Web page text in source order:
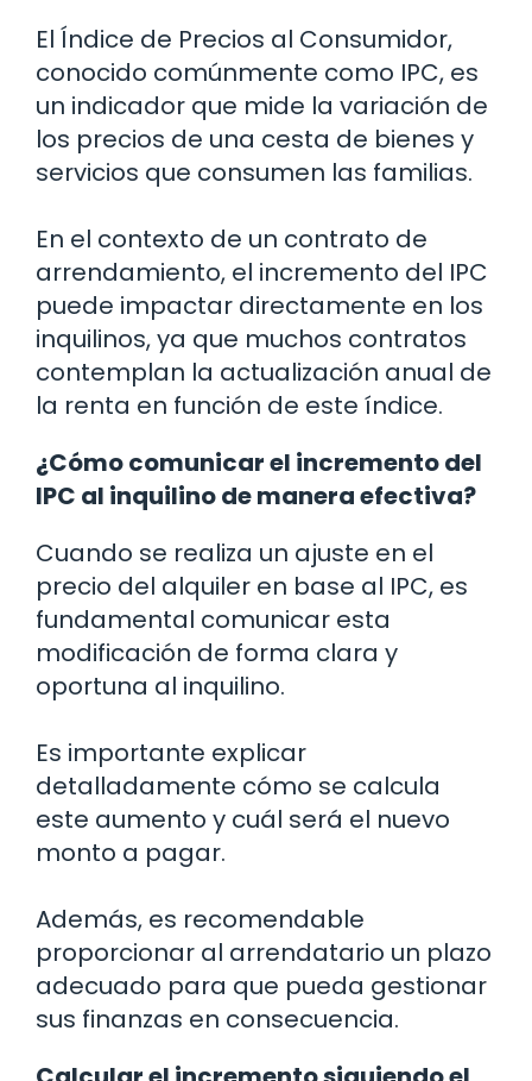
El Índice de Precios al Consumidor,
conocido comúnmente como IPC, es
un indicador que mide la variación de
los precios de una cesta de bienes y
servicios que consumen las familias.
En el contexto de un contrato de
arrendamiento, el incremento del IPC
puede impactar directamente en los
inquilinos, ya que muchos contratos
contemplan la actualización anual de
la renta en función de este índice.
¿Cómo comunicar el incremento del
IPC al inquilino de manera efectiva?
Cuando se realiza un ajuste en el
precio del alquiler en base al IPC, es
fundamental comunicar esta
modificación de forma clara y
oportuna al inquilino.
Es importante explicar
detalladamente cómo se calcula
este aumento y cuál será el nuevo
monto a pagar.
Además, es recomendable
proporcionar al arrendatario un plazo
adecuado para que pueda gestionar
sus finanzas en consecuencia.